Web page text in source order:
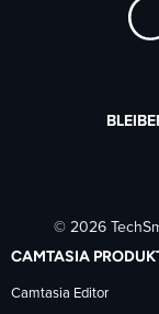
© 2026
CAMTASIA
Camtasia Editor